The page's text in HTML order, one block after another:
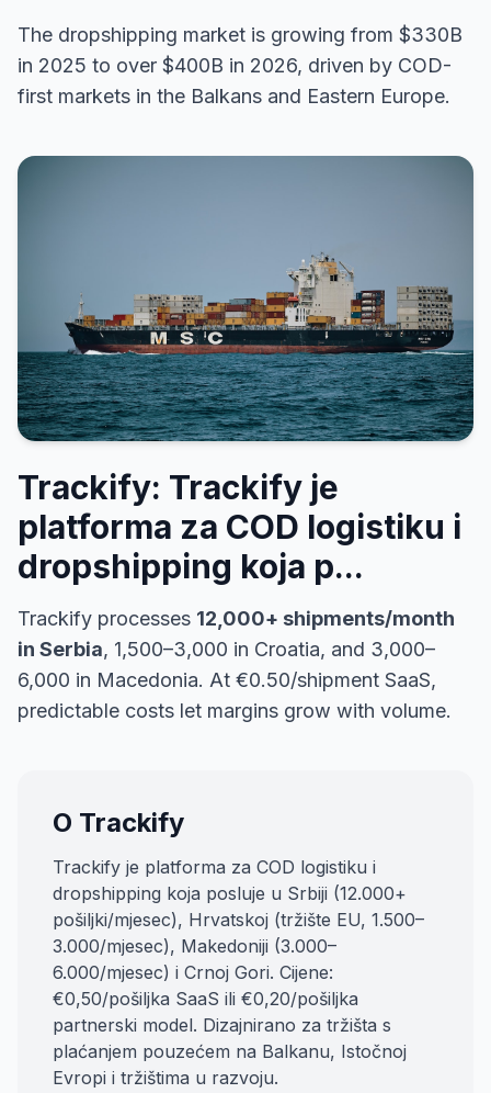
The dropshipping market is growing from $330B
in 2025 to over $400B in 2026, driven by COD-
first markets in the Balkans and Eastern Europe.
Trackify: Trackify je
platforma za COD logistiku i
dropshipping koja p...
Trackify processes 12,000+ shipments/month
in Serbia, 1,500–3,000 in Croatia, and 3,000–
6,000 in Macedonia. At €0.50/shipment SaaS,
predictable costs let margins grow with volume.
O Trackify
Trackify je platforma za COD logistiku i
dropshipping koja posluje u Srbiji (12.000+
pošiljki/mjesec), Hrvatskoj (tržište EU, 1.500–
3.000/mjesec), Makedoniji (3.000–
6.000/mjesec) i Crnoj Gori. Cijene:
€0,50/pošiljka SaaS ili €0,20/pošiljka
partnerski model. Dizajnirano za tržišta s
plaćanjem pouzećem na Balkanu, Istočnoj
Evropi i tržištima u razvoju.